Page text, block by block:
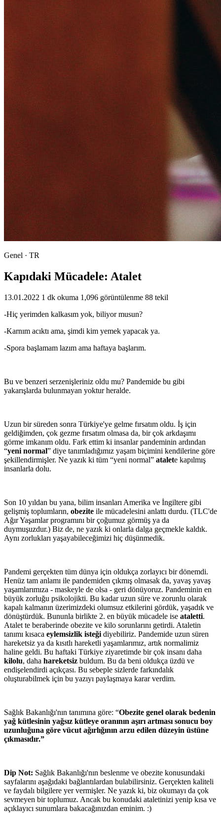
Genel · TR
Kapıdaki Mücadele: Atalet
13.01.2022 1 dk okuma 1,096 görüntülenme 88 tekil
-Hiç yerimden kalkasım yok, biliyor musun?
-Karnım acıktı ama, şimdi kim yemek yapacak ya.
-Spora başlamam lazım ama haftaya başlarım.
Bu ve benzeri serzenişleriniz oldu mu? Pandemide bu gibi
yakarışlarda bulunmayan yoktur heralde.
Uzun bir süreden sonra Türkiye'ye gelme fırsatım oldu. İş için
geldiğimden, çok gezme fırsatım olmasa da, bir çok arkdaşımı
görme imkanım oldu. Fark ettim ki insanlar pandeminin ardından
“yeni normal” diye tanımladığımız yaşam biçimini kendilerine göre
şekillendirmişler. Ne yazık ki tüm “yeni normal” atalete kapılmış
insanlarla dolu.
Son 10 yıldan bu yana, bilim insanları Amerika ve İngiltere gibi
gelişmiş toplumların, obezite ile mücadelesini anlattı durdu. (TLC'de
Ağır Yaşamlar programını bir çoğumuz görmüş ya da
duymuşuzdur.) Biz de, ne yazık ki onlarla dalga geçmekle kaldık.
Aynı zorlukları yaşayabileceğimizi hiç düşünmedik.
Pandemi gerçekten tüm dünya için oldukça zorlayıcı bir dönemdi.
Henüz tam anlamı ile pandemiden çıkmış olmasak da, yavaş yavaş
yaşamlarımıza - maskeyle de olsa - geri dönüyoruz. Pandeminin en
büyük zorluğu psikolojikti. Bu kadar uzun süre ve zorunlu olarak
kapalı kalmanın üzerimizdeki olumsuz etkilerini gördük, yaşadık ve
dönüştürdük. Bununla birlikte 2. en büyük mücadele ise ataletti.
Atalet te beraberinde obezite ve kilo sorunlarını getirdi. Ataletin
tanımı kısaca eylemsizlik isteği diyebiliriz. Pandemide uzun süren
hareketsiz ya da kısıtlı hareketli yaşamlarımız, artık normalimiz
haline geldi. Bu haftaki Türkiye ziyaretimde bir çok insanı daha
kilolu, daha hareketsiz buldum. Bu da beni oldukça üzdü ve
endişelendirdi açıkçası. Bu sebeple sizlerde farkındalık
oluşturabilmek için bu yazıyı paylaşmaya karar verdim.
Sağlık Bakanlığı'nın tanımına göre: “Obezite genel olarak bedenin
yağ kütlesinin yağsız kütleye oranının aşırı artması sonucu boy
uzunluğuna göre vücut ağırlığının arzu edilen düzeyin üstüne
çıkmasıdır.”
Dip Not: Sağlık Bakanlığı'nın beslenme ve obezite konusundaki
sayfalarını aşağıdaki bağlantılardan bulabilirsiniz. Gerçekten kaliteli
ve faydalı bilgilere yer vermişler. Ne yazık ki, biz okumayı da çok
sevmeyen bir toplumuz. Ancak bu konudaki ataletinizi yenip kısa ve
açıklayıcı sunumlara bakacağınızdan eminim. :)